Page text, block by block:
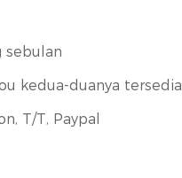
sebulan
kedua-duanya tersedia
T/T, Paypal